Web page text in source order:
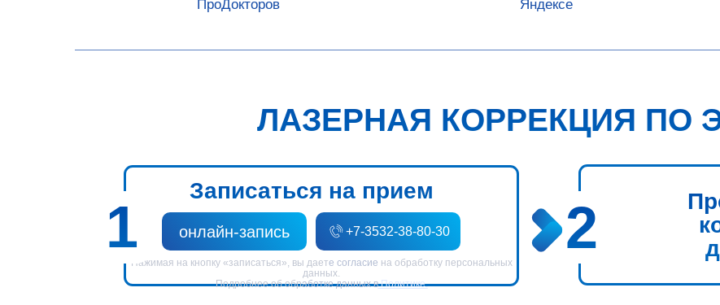
Яндексе
ПроДокторов
Записаться на прием
ЛАЗЕРНАЯ КОРРЕКЦИЯ ПО
Нажимая на кнопку «записаться», вы даете согласие на обработку персональных
данных.
Подробнее об обработке данных вПолитике.
онлайн-запись +7-3532-38-80-30 2
1